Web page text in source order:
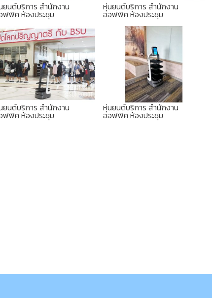
ยนต์บริการ สำนักงาน
ฟฟิศ ห้องประชุม
ยนต์บริการ สำนักงาน
ฟฟิศ ห้องประชุม
หุ่นยนต์บริการ สำนักงาน
ออฟฟิศ ห้องประชุม
หุ่นยนต์บริการ สำนักงาน
ออฟฟิศ ห้องประชุม